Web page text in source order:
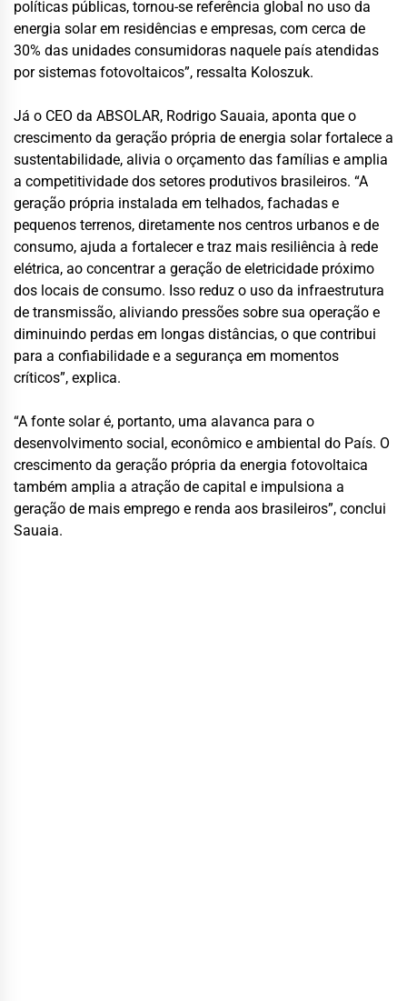
políticas públicas, tornou-se referência global no uso da
energia solar em residências e empresas, com cerca de
30% das unidades consumidoras naquele país atendidas
por sistemas fotovoltaicos”, ressalta Koloszuk.
Já o CEO da ABSOLAR, Rodrigo Sauaia, aponta que o
crescimento da geração própria de energia solar fortalece a
sustentabilidade, alivia o orçamento das famílias e amplia
a competitividade dos setores produtivos brasileiros. “A
geração própria instalada em telhados, fachadas e
pequenos terrenos, diretamente nos centros urbanos e de
consumo, ajuda a fortalecer e traz mais resiliência à rede
elétrica, ao concentrar a geração de eletricidade próximo
dos locais de consumo. Isso reduz o uso da infraestrutura
de transmissão, aliviando pressões sobre sua operação e
diminuindo perdas em longas distâncias, o que contribui
para a confiabilidade e a segurança em momentos
críticos”, explica.
“A fonte solar é, portanto, uma alavanca para o
desenvolvimento social, econômico e ambiental do País. O
crescimento da geração própria da energia fotovoltaica
também amplia a atração de capital e impulsiona a
geração de mais emprego e renda aos brasileiros”, conclui
Sauaia.